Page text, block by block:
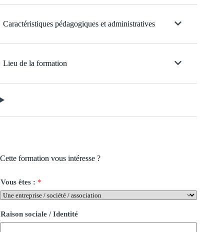
Caractéristiques pédagogiques et administratives
Lieu de la formation
Cette formation vous intéresse ?
Vous êtes : *
Raison sociale / Identité